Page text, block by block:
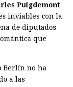
Puigdemont
inviables con la
de diputados
que
Berlín no ha
a las